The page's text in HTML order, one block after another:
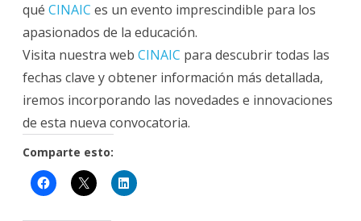
qué CINAIC es un evento imprescindible para los
apasionados de la educación.
Visita nuestra web CINAIC para descubrir todas las
fechas clave y obtener información más detallada,
iremos incorporando las novedades e innovaciones
de esta nueva convocatoria.
Comparte esto: